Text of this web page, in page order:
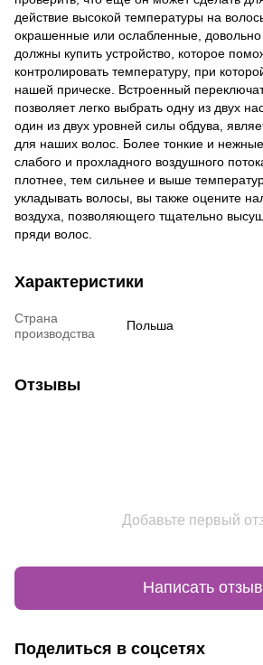
действие высокой температуры на
окрашенные или ослабленные,
должны купить устройство, которое
контролировать температуру, при
нашей прическе. Встроенный
позволяет легко выбрать одну из двух
один из двух уровней силы обдува,
для наших волос. Более тонкие и
слабого и прохладного воздушного
плотнее, тем сильнее и выше
укладывать волосы, вы также оцените
воздуха, позволяющего тщательно
пряди волос.
Характеристики
Страна
производства
Польша
Отзывы
Добавьте первый
Написать отзыв
Поделиться в соцсетях